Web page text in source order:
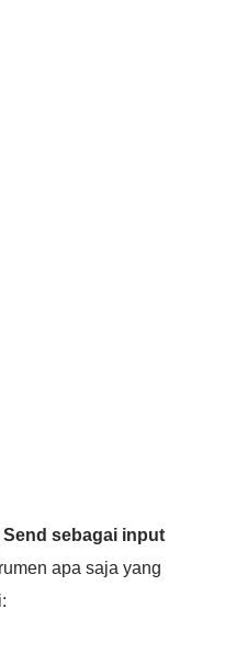
sebagai input
apa saja yang